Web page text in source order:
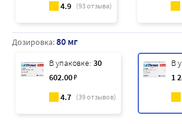
4.9 (93отзыва)
Дозировка:80 мг
В упаковке: 30
602.00₽
4.7 (39отзывов)
В
1